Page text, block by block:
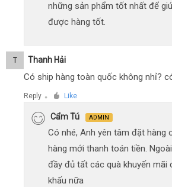
những sản phẩm tốt nhất để
được hàng tốt.
T Thanh Hải
Có ship hàng toàn quốc không nhỉ?
Reply ● Like
Cẩm Tú ADMIN
Có nhé, Anh yên tâm đặt hàng
hàng mới thanh toán tiền.
đầy đủ tất các quà khuyến mãi
khấu nữa